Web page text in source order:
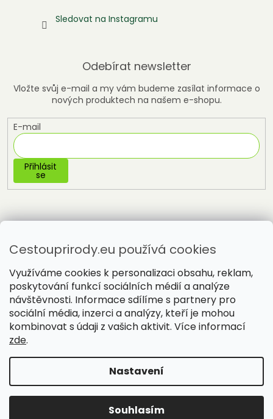
Cestouprirody.eu používá cookies
Využíváme cookies k personalizaci obsahu, reklam,
poskytování funkcí sociálních médií a analýze
návštěvnosti. Informace sdílíme s partnery pro
sociální média, inzerci a analýzy, kteří je mohou
kombinovat s údaji z vašich aktivit. Více informací
zde.
Nastavení
Souhlasím
Sledovat na Instagramu
Odebírat newsletter
Vložte svůj e-mail a my vám budeme zasílat informace o
nových produktech na našem e-shopu.
E-mail
Přihlásit
se
Vytvořil Shoptet
Copyright 2026